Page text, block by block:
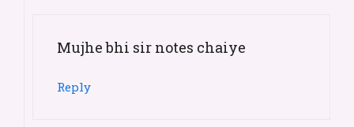
Mujhe bhi sir notes chaiye
Reply